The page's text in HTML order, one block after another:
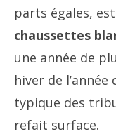
parts égales,
chaussettes
une année de
hiver de
typique des
refait surface.